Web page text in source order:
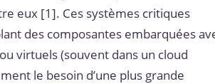
eux [1]. Ces systèmes critiques
des composantes embarquées
virtuels (souvent dans un cloud
le besoin d’une plus grande